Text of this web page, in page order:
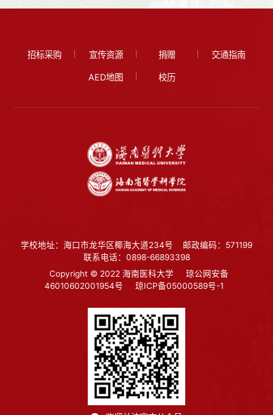
招标采购 宣传资源 捐赠 交通指南
AED地图 校历
学校地址：海口市龙华区椰海大道234号
邮政编码：571199
联系电话：0898-66893398
Copyright © 2022 海南医科大学
琼公网安备
46010602001954号
琼ICP备05000589号-1